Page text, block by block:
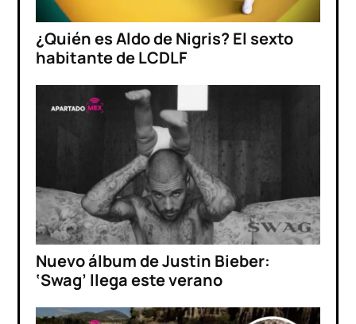
¿Quién es Aldo de Nigris? El sexto
habitante de LCDLF
Nuevo álbum de Justin Bieber:
‘Swag’ llega este verano